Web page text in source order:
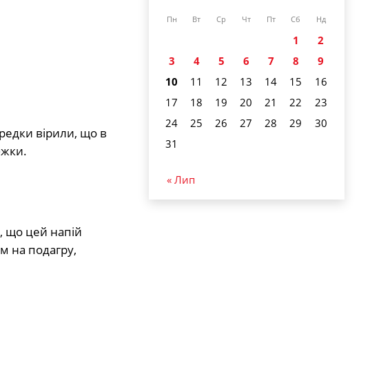
вірили, що в
що цей напій
на подагру,
Пн Вт Ср Чт Пт Сб Нд
1
2
3
4 5 6 7 8
9
10
11 12 13 14 15
16
17
18 19 20 21 22
23
24
25 26 27 28 29
30
31
« Лип